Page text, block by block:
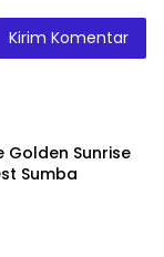
Golden Sunrise
Sumba